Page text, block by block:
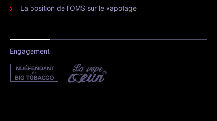
La position de l’OMS sur le vapotage
Engagement